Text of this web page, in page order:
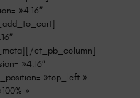
»4.16″
et_pb_column]
»4.16″
»top_left »
»